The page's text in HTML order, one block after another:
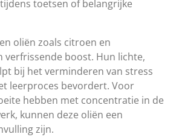
toetsen of belangrijke
oliën zoals citroen en
verfrissende boost. Hun lichte,
bij het verminderen van stress
leerproces bevordert. Voor
hebben met concentratie in de
kunnen deze oliën een
zijn.